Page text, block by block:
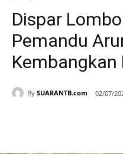
Dispar
Pemandu
Kembangkan
By SUARANTB.com 02/07/